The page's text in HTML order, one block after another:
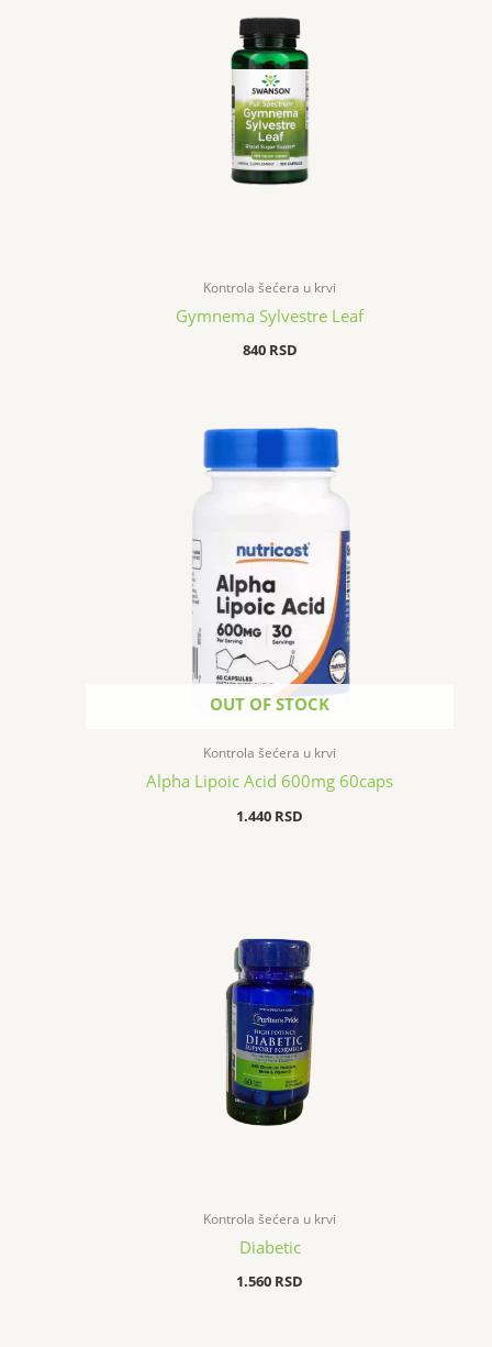
Kontrola šećera u krvi
Gymnema Sylvestre Leaf
840 RSD
OUT OF STOCK
Kontrola šećera u krvi
Alpha Lipoic Acid 600mg 60caps
1.440 RSD
Kontrola šećera u krvi
Diabetic
1.560 RSD